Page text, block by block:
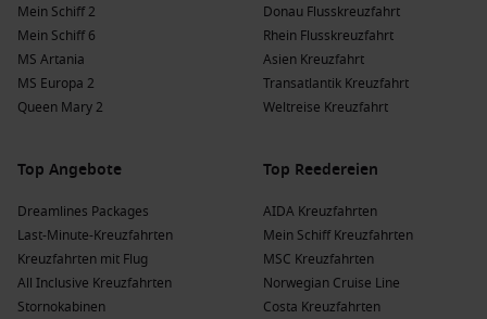
Mein Schiff 2
Mein Schiff 6
MS Artania
MS Europa 2
Queen Mary 2
Donau Flusskreuzfahrt
Rhein Flusskreuzfahrt
Asien Kreuzfahrt
Transatlantik Kreuzfahrt
Weltreise Kreuzfahrt
Top Angebote
Dreamlines Packages
Last-Minute-Kreuzfahrten
Kreuzfahrten mit Flug
All Inclusive Kreuzfahrten
Stornokabinen
Top Reedereien
AIDA Kreuzfahrten
Mein Schiff Kreuzfahrten
MSC Kreuzfahrten
Norwegian Cruise Line
Costa Kreuzfahrten